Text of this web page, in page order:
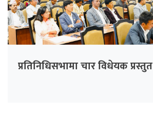
प्रतिनिधिसभामा चार विधेयक प्रस्तुत